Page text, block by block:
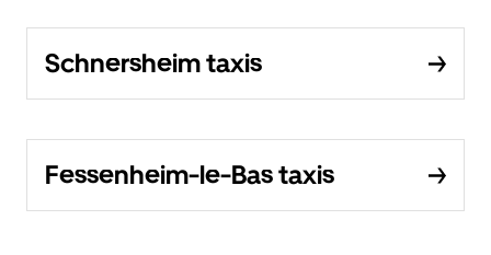
Schnersheim taxis
Fessenheim-le-Bas taxis